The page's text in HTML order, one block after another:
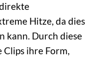
Hitze, da dies
kann. Durch diese
Clips ihre Form,